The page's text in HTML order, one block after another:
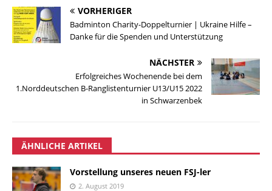
VORHERIGER
Badminton Charity-Doppelturnier | Ukraine Hilfe –
Danke für die Spenden und Unterstützung
NÄCHSTER
Erfolgreiches Wochenende bei dem
1.Norddeutschen B-Ranglistenturnier U13/U15 2022
in Schwarzenbek
ÄHNLICHE ARTIKEL
Vorstellung unseres neuen FSJ-ler
2. August 2019